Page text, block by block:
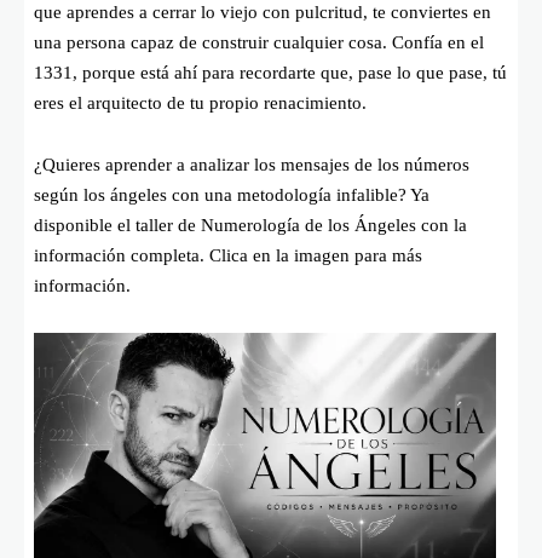
que aprendes a cerrar lo viejo con pulcritud, te conviertes en
una persona capaz de construir cualquier cosa. Confía en el
1331, porque está ahí para recordarte que, pase lo que pase, tú
eres el arquitecto de tu propio renacimiento.
¿Quieres aprender a analizar los mensajes de los números
según los ángeles con una metodología infalible? Ya
disponible el taller de Numerología de los Ángeles con la
información completa. Clica en la imagen para más
información.